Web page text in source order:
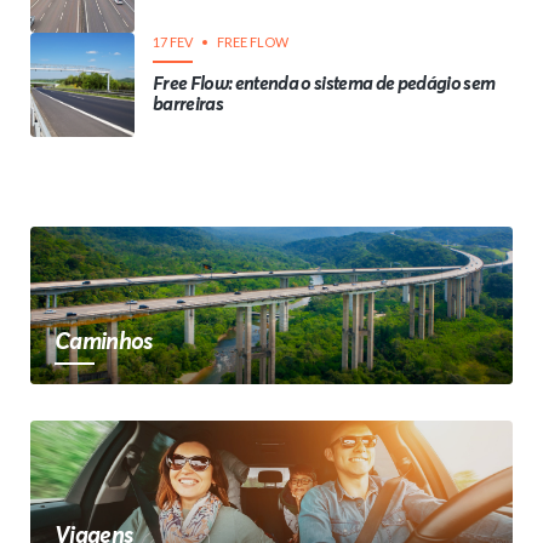
17 FEV FREE FLOW
Free Flow: entenda o sistema de pedágio sem
barreiras
Caminhos
Viagens